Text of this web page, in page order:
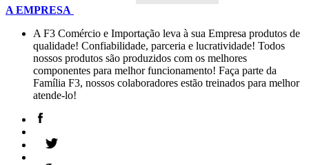
A EMPRESA
A F3 Comércio e Importação leva à sua Empresa produtos de
qualidade! Confiabilidade, parceria e lucratividade! Todos
nossos produtos são produzidos com os melhores
componentes para melhor funcionamento! Faça parte da
Família F3, nossos colaboradores estão treinados para melhor
atende-lo!